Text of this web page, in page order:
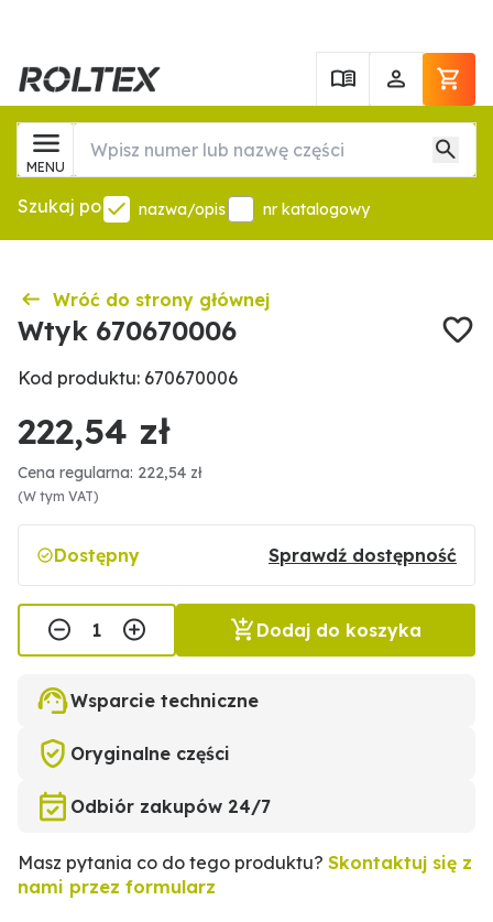
MENU
Szukaj po nazwa/opis nr katalogowy
Wróć do strony głównej
Wtyk 670670006
Kod produktu: 670670006
222,54 zł
Cena regularna: 222,54 zł
(W tym VAT)
Dostępny Sprawdź dostępność
Dodaj do koszyka
Wsparcie techniczne
Oryginalne części
Odbiór zakupów 24/7
Masz pytania co do tego produktu? Skontaktuj się z
nami przez formularz